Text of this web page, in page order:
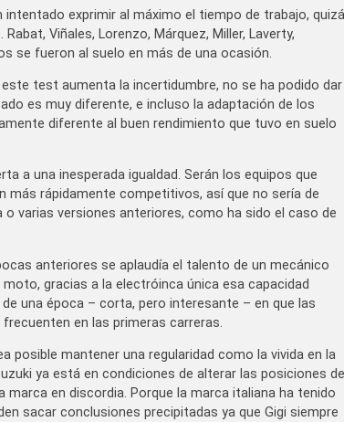
exprimir al máximo el tiempo de trabajo, quizá
Viñales, Lorenzo, Márquez, Miller, Laverty,
se fueron al suelo en más de una ocasión.
test aumenta la incertidumbre, no se ha podido dar
es muy diferente, e incluso la adaptación de los
diferente al buen rendimiento que tuvo en suelo
a una inesperada igualdad. Serán los equipos que
rápidamente competitivos, así que no sería de
varias versiones anteriores, como ha sido el caso de
anteriores se aplaudía el talento de un mecánico
gracias a la electróinca única esa capacidad
una época – corta, pero interesante – en que las
en las primeras carreras.
posible mantener una regularidad como la vivida en la
ya está en condiciones de alterar las posiciones de
en discordia. Porque la marca italiana ha tenido
sacar conclusiones precipitadas ya que Gigi siempre